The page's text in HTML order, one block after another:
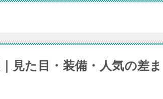
見た目・装備・人気の差ま